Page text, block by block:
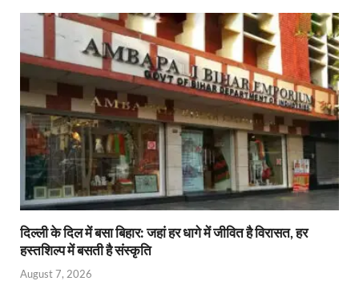
दिल्ली के दिल में बसा बिहार: जहां हर धागे में जीवित है विरासत, हर
हस्तशिल्प में बसती है संस्कृति
August 7, 2026